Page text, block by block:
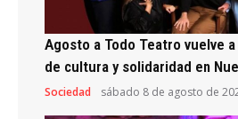
Agosto a Todo Teatro vuelve
de cultura y solidaridad en
Sociedad sábado 8 de agosto de